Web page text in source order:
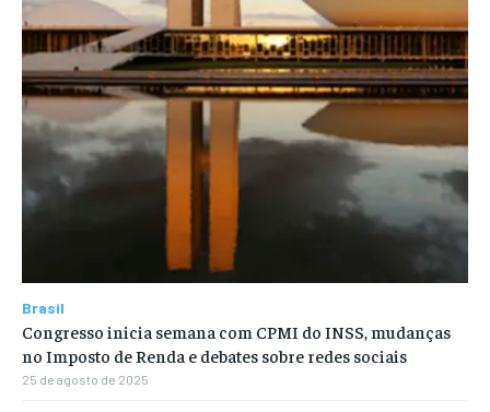
Brasil
Congresso inicia semana com CPMI do INSS, mudanças
no Imposto de Renda e debates sobre redes sociais
25 de agosto de 2025